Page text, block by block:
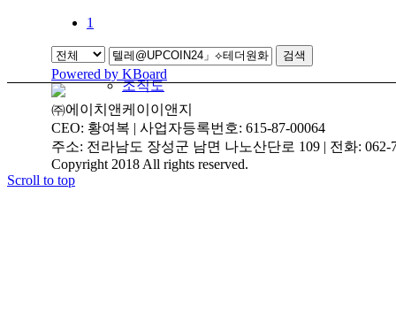
조직도
1
검색
Powered by KBoard
㈜에이치앤케이이앤지
CEO: 황여복 | 사업자등록번호: 615-87-00064
주소: 전라남도 장성군 남면 나노산단로 109 | 전화: 062-
Copyright 2018 All rights reserved.
Scroll to top